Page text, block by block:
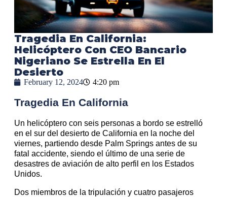
Tragedia En California:
Helicóptero Con CEO Bancario
Nigeriano Se Estrella En El
Desierto
February 12, 2024 4:20 pm
Tragedia En California
Un helicóptero con seis personas a bordo se estrelló
en el sur del desierto de California en la noche del
viernes, partiendo desde Palm Springs antes de su
fatal accidente, siendo el último de una serie de
desastres de aviación de alto perfil en los Estados
Unidos.
Dos miembros de la tripulación y cuatro pasajeros